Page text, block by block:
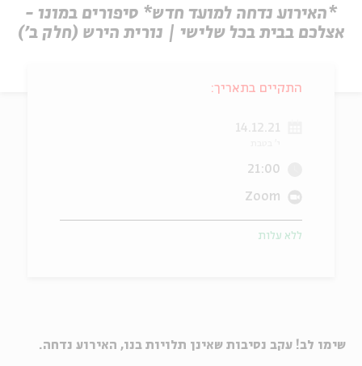
*האירוע נדחה למועד חדש* סיפורים במונו -
אצלכם בבית בכל שלישי | נורית הירש (חלק ב')
שימו לב! עקב נסיבות שאינן תלויות בנו, האירוע נדחה.
התקיים בתאריך:
14.12.21
21:00
Zoom
ללא עלות